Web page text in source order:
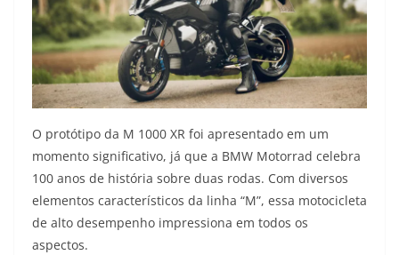
O protótipo da M 1000 XR foi apresentado em um
momento significativo, já que a BMW Motorrad celebra
100 anos de história sobre duas rodas. Com diversos
elementos característicos da linha “M”, essa motocicleta
de alto desempenho impressiona em todos os
aspectos.